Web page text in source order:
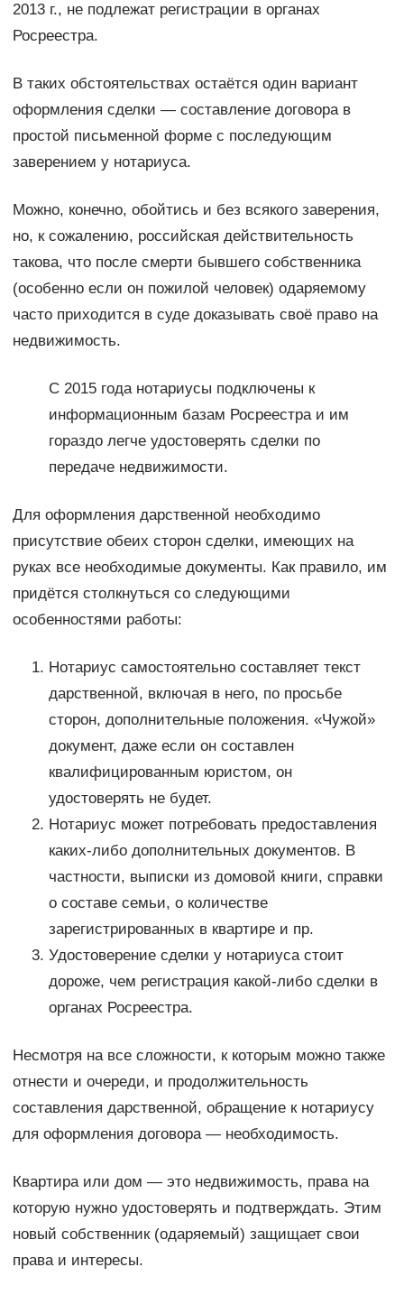
2013 г., не подлежат регистрации в органах
Росреестра.
В таких обстоятельствах остаётся один вариант
оформления сделки — составление договора в
простой письменной форме с последующим
заверением у нотариуса.
Можно, конечно, обойтись и без всякого заверения,
но, к сожалению, российская действительность
такова, что после смерти бывшего собственника
(особенно если он пожилой человек) одаряемому
часто приходится в суде доказывать своё право на
недвижимость.
С 2015 года нотариусы подключены к
информационным базам Росреестра и им
гораздо легче удостоверять сделки по
передаче недвижимости.
Для оформления дарственной необходимо
присутствие обеих сторон сделки, имеющих на
руках все необходимые документы. Как правило, им
придётся столкнуться со следующими
особенностями работы:
Нотариус самостоятельно составляет текст
дарственной, включая в него, по просьбе
сторон, дополнительные положения. «Чужой»
документ, даже если он составлен
квалифицированным юристом, он
удостоверять не будет.
Нотариус может потребовать предоставления
каких-либо дополнительных документов. В
частности, выписки из домовой книги, справки
о составе семьи, о количестве
зарегистрированных в квартире и пр.
Удостоверение сделки у нотариуса стоит
дороже, чем регистрация какой-либо сделки в
органах Росреестра.
Несмотря на все сложности, к которым можно также
отнести и очереди, и продолжительность
составления дарственной, обращение к нотариусу
для оформления договора — необходимость.
Квартира или дом — это недвижимость, права на
которую нужно удостоверять и подтверждать. Этим
новый собственник (одаряемый) защищает свои
права и интересы.